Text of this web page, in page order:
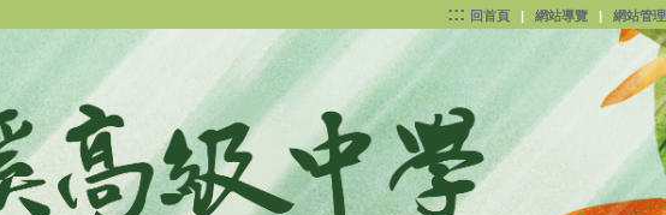
::: 回首頁 | 網站導覽 | 網站管理